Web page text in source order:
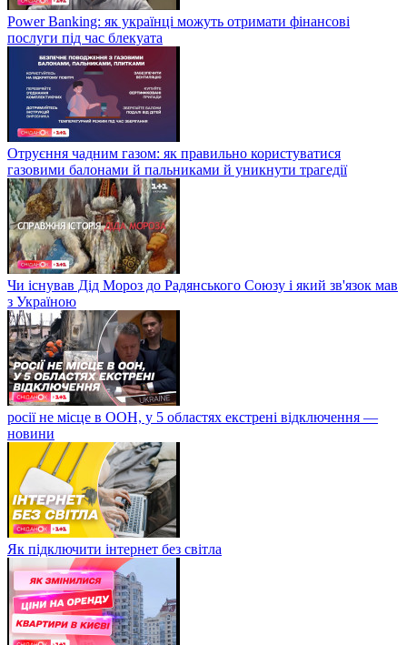
Power Banking: як українці можуть отримати фінансові
послуги під час блекуата
Отруєння чадним газом: як правильно користуватися
газовими балонами й пальниками й уникнути трагедії
Чи існував Дід Мороз до Радянського Союзу і який зв'язок мав
з Україною
росії не місце в ООН, у 5 областях екстрені відключення —
новини
Як підключити інтернет без світла